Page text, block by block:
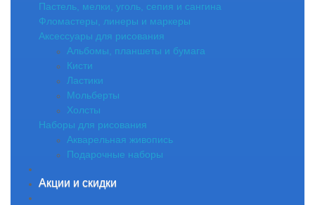
Пастель, мелки, уголь, сепия и сангина
Фломастеры, линеры и маркеры
Аксессуары для рисования
Альбомы, планшеты и бумага
Кисти
Ластики
Мольберты
Холсты
Наборы для рисования
Акварельная живопись
Подарочные наборы
Акции и скидки